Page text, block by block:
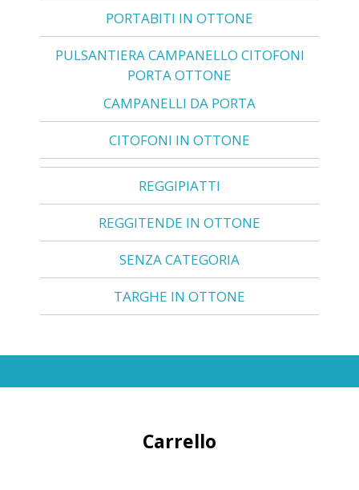
PORTABITI IN OTTONE
PULSANTIERA CAMPANELLO CITOFONI
PORTA OTTONE
CAMPANELLI DA PORTA
CITOFONI IN OTTONE
REGGIPIATTI
REGGITENDE IN OTTONE
SENZA CATEGORIA
TARGHE IN OTTONE
Carrello